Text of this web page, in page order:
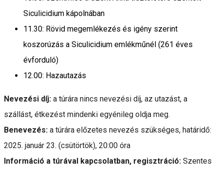
Siculicidium kápolnában
11.30: Rövid megemlékezés és igény szerint
koszorúzás a Siculicidium emlékműnél (261 éves
évforduló)
12.00: Hazautazás
Nevezési díj: a túrára nincs nevezési díj, az utazást, a
szállást, étkezést mindenki egyénileg oldja meg.
Benevezés: a túrára előzetes nevezés szükséges, határidő:
2025. január 23. (csütörtök), 20:00 óra
Információ a túrával kapcsolatban, regisztráció: Szentes